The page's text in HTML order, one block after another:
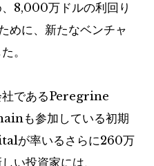
8,000万ドルの利回り
に、新たなベンチャ
。
社であるPeregrine
も参​​加している初期
が率いるさらに260万
い投資家には、